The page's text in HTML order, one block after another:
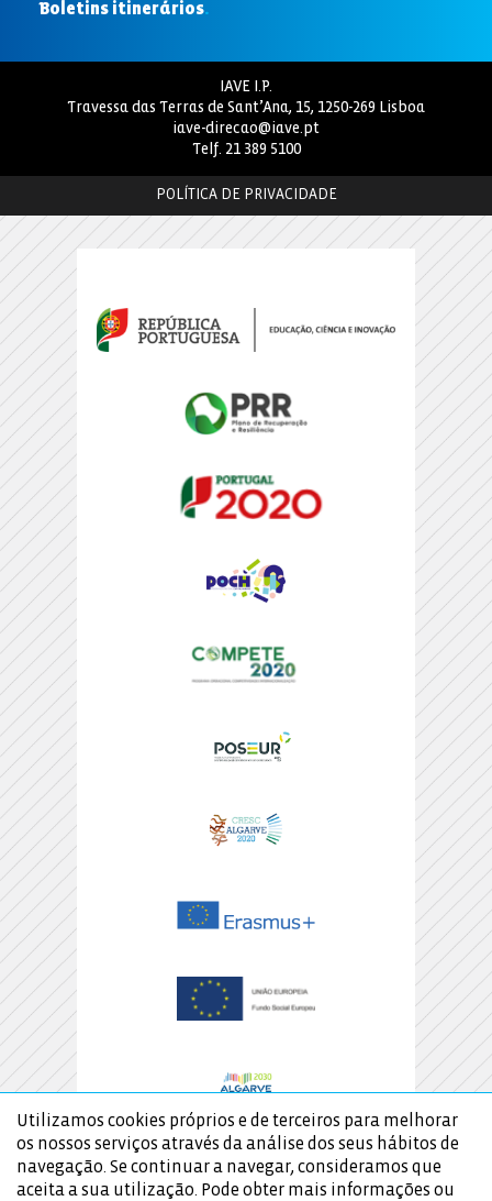
Boletins itinerários.
IAVE I.P.
Travessa das Terras de Sant’Ana, 15, 1250-269 Lisboa
iave-direcao@iave.pt
Telf. 21 389 5100
POLÍTICA DE PRIVACIDADE
Utilizamos cookies próprios e de terceiros para melhorar
os nossos serviços através da análise dos seus hábitos de
navegação. Se continuar a navegar, consideramos que
aceita a sua utilização. Pode obter mais informações ou